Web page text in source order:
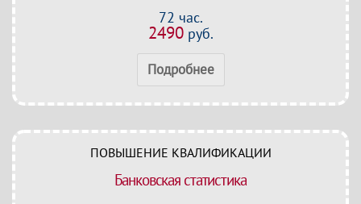
72 час.
2490руб.
Подробнее
ПОВЫШЕНИЕ КВАЛИФИКАЦИИ
Банковская статистика